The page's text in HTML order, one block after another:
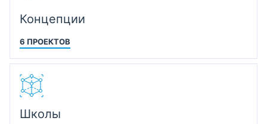
Концепции
6 ПРОЕКТОВ
Школы